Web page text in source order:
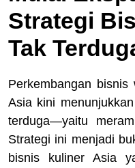
Strategi
Tak
Perkembangan bisnis
Asia kini
terduga—yaitu
Strategi ini menjadi
bisnis kuliner Asia